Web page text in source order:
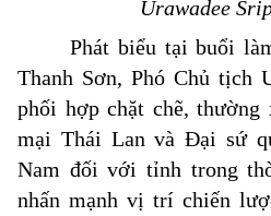
Urawadee
Phát biểu tại buổi
Thanh Sơn, Phó Chủ tịch
phối hợp chặt chẽ, thường
mại Thái Lan và Đại sứ
Nam đối với tỉnh trong
nhấn mạnh vị trí chiến